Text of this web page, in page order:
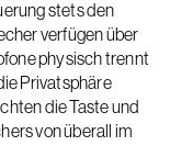
stets den
verfügen über
physisch trennt
Privatsphäre
die Taste und
von überall im